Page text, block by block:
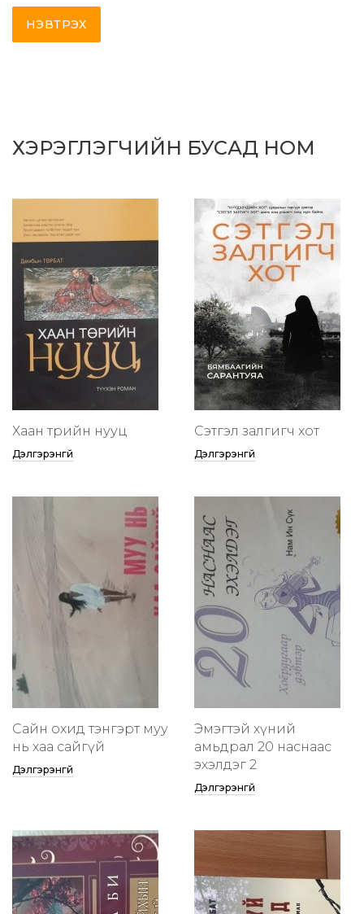
НЭВТРЭХ
ХЭРЭГЛЭГЧИЙН БУСАД НОМ
Хаан төрийн нууц
Дэлгэрэнгүй
Сэтгэл залгигч хот
Дэлгэрэнгүй
Сайн охид тэнгэрт муу
нь хаа сайгүй
Дэлгэрэнгүй
Эмэгтэй хүний
амьдрал 20 наснаас
эхэлдэг 2
Дэлгэрэнгүй